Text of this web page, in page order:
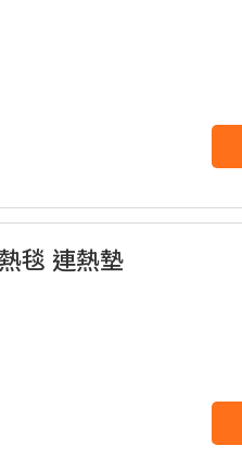
毯 連熱墊